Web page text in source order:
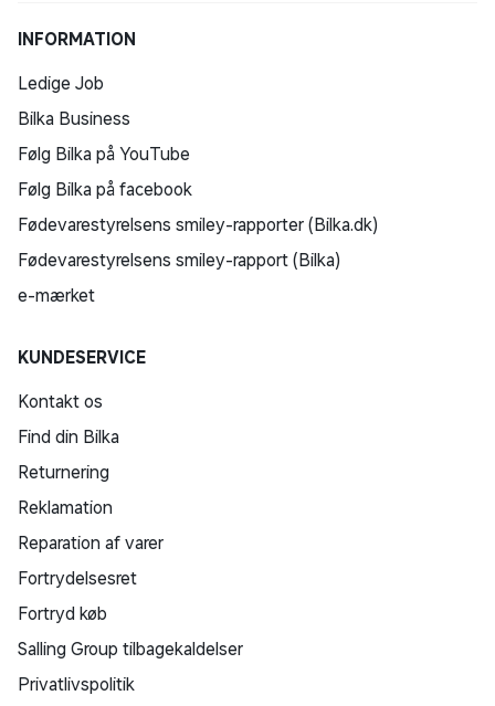
INFORMATION
Ledige Job
Bilka Business
Følg Bilka på YouTube
Følg Bilka på facebook
Fødevarestyrelsens smiley-rapporter (Bilka.dk)
Fødevarestyrelsens smiley-rapport (Bilka)
e-mærket
KUNDESERVICE
Kontakt os
Find din Bilka
Returnering
Reklamation
Reparation af varer
Fortrydelsesret
Fortryd køb
Salling Group tilbagekaldelser
Privatlivspolitik